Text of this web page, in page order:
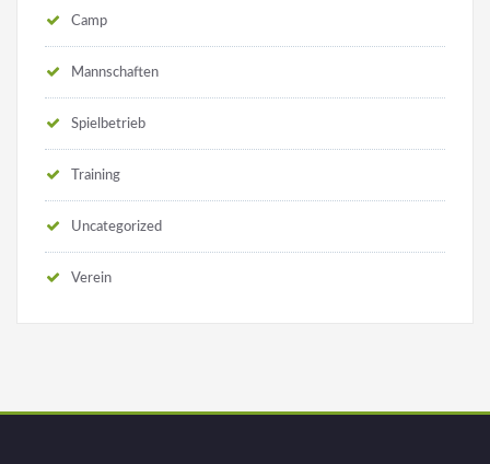
Camp
Mannschaften
Spielbetrieb
Training
Uncategorized
Verein